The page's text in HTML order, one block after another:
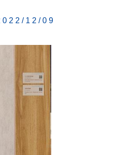
12/09